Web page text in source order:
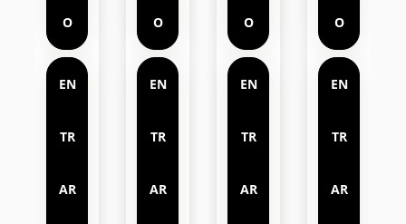
O
EN
TR
AR
O
EN
TR
AR
O
EN
TR
AR
O
EN
TR
AR